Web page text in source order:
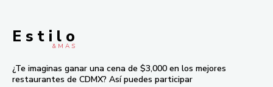
E s t i l o
& M À S
¿Te imaginas ganar una cena de $3,000 en los mejores
restaurantes de CDMX? Así puedes participar